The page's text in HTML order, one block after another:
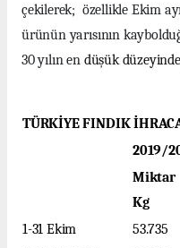
çekilerek; özellikle Ekim
ürünün yarısının
30 yılın endüşük
TÜRKİYE FINDIK
2019/
Miktar
Kg
1-31 Ekim 53.735